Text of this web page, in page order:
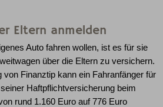
Eltern anmelden
Auto fahren wollen, ist es für sie
über die Eltern zu versichern.
von Finanztip kann ein Fahranfänger für
Haftpflichtversicherung beim
rund 1.160 Euro auf 776 Euro